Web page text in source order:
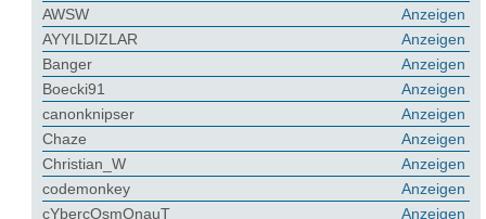
Anzeigen
AWSW
Anzeigen
AYYILDIZLAR
Anzeigen
Banger
Anzeigen
Boecki91
Anzeigen
canonknipser
Anzeigen
Chaze
Anzeigen
Christian_W
Anzeigen
codemonkey
Anzeigen
cYbercOsmOnauT